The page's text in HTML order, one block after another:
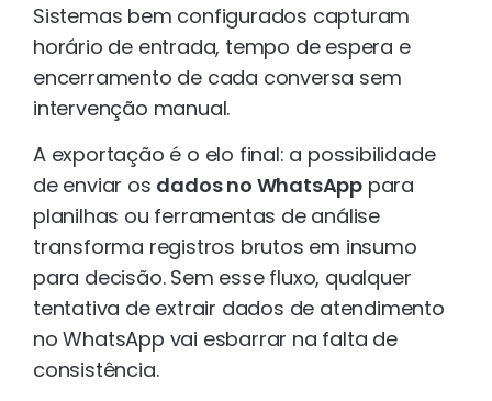
Sistemas bem configurados capturam
horário de entrada, tempo de espera e
encerramento de cada conversa sem
intervenção manual.
A exportação é o elo final: a possibilidade
de enviar os dados no WhatsApp para
planilhas ou ferramentas de análise
transforma registros brutos em insumo
para decisão. Sem esse fluxo, qualquer
tentativa de extrair dados de atendimento
no WhatsApp vai esbarrar na falta de
consistência.